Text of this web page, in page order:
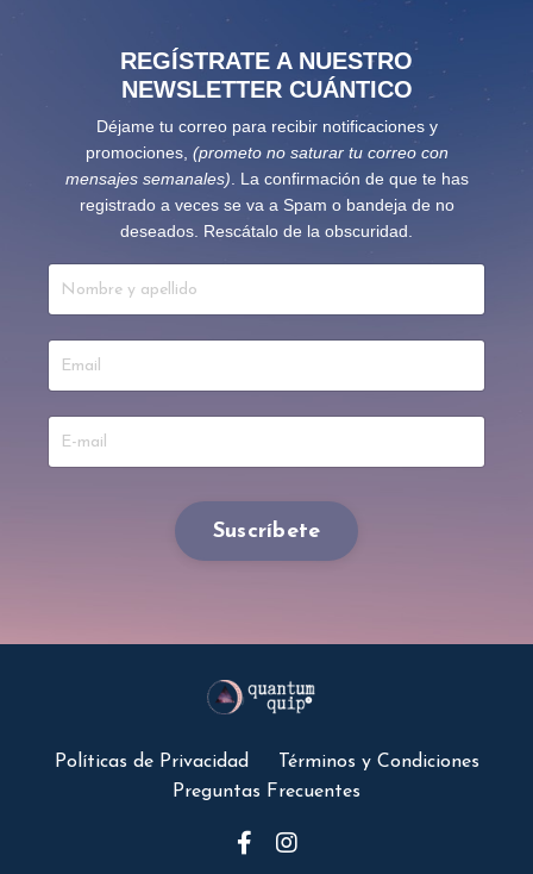
REGÍSTRATE A NUESTRO
NEWSLETTER CUÁNTICO
Déjame tu correo para recibir notificaciones y
promociones, (prometo no saturar tu correo con
mensajes semanales) . La confirmación de que te has
registrado a veces se va a Spam o bandeja de no
deseados. Rescátalo de la obscuridad.
Suscríbete
Políticas de Privacidad
Términos y Condiciones
Preguntas Frecuentes